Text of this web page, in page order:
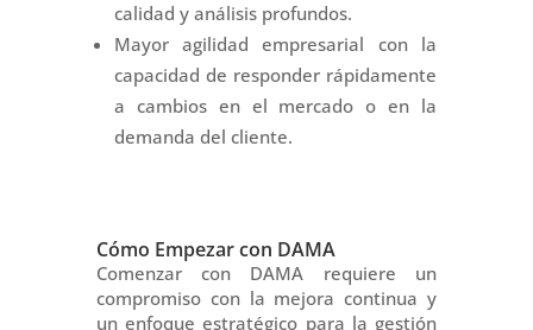
calidad y análisis profundos.
Mayor agilidad empresarial con la
capacidad de responder rápidamente
a cambios en el mercado o en la
demanda del cliente.
Cómo Empezar con DAMA
Comenzar con DAMA requiere un
compromiso con la mejora continua y
un enfoque estratégico para la gestión